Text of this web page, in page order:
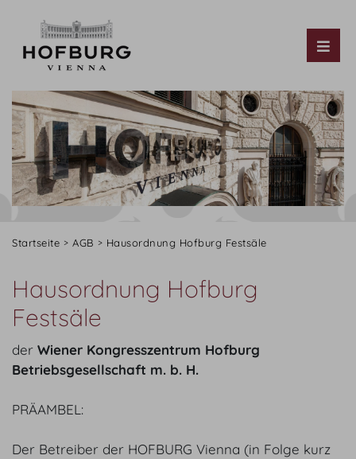
Startseite AGB Hausordnung Hofburg Festsäle
Hausordnung Hofburg
Festsäle
der Wiener Kongresszentrum Hofburg
Betriebsgesellschaft m. b. H.
PRÄAMBEL:
Der Betreiber der HOFBURG Vienna (in Folge kurz